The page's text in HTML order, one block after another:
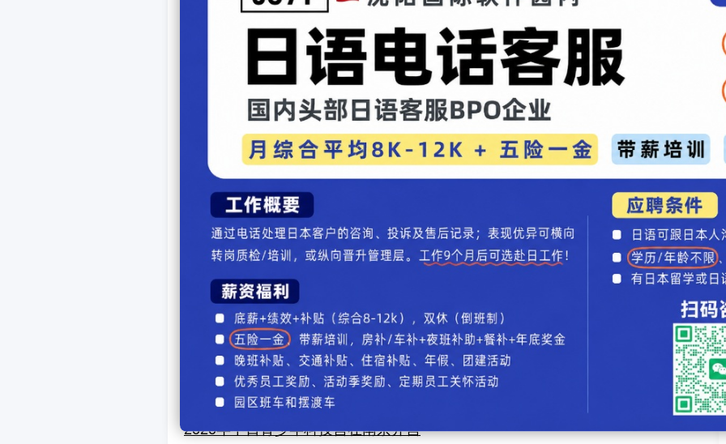
术技艺展示，更促进了中日两国人民情感交流。在中日邦交正常化４５周年之
际，两国选手的联合演出体现了中日文化体育交流的重大意义。
孙建明说，自己３０多年前来日本时，没有多少日本人知道太极拳，而现在
日本的太极拳爱好者约有２００万人，他深感有责任继续在日本弘扬中国的传统
据悉，武术太极拳表演接下来还将分别在名古屋和兵库县各举行一场。
中日友好录入：贯通日本语 责任编辑：贯通日本语
上一篇中日友好：
下一篇中日友好： 中日青年齐聚东京探讨中日两国的魅力
【发表评论】【加入收藏 】【告诉好友 关闭窗口】
相关文章
2020年中日青少年科技营在南京开营